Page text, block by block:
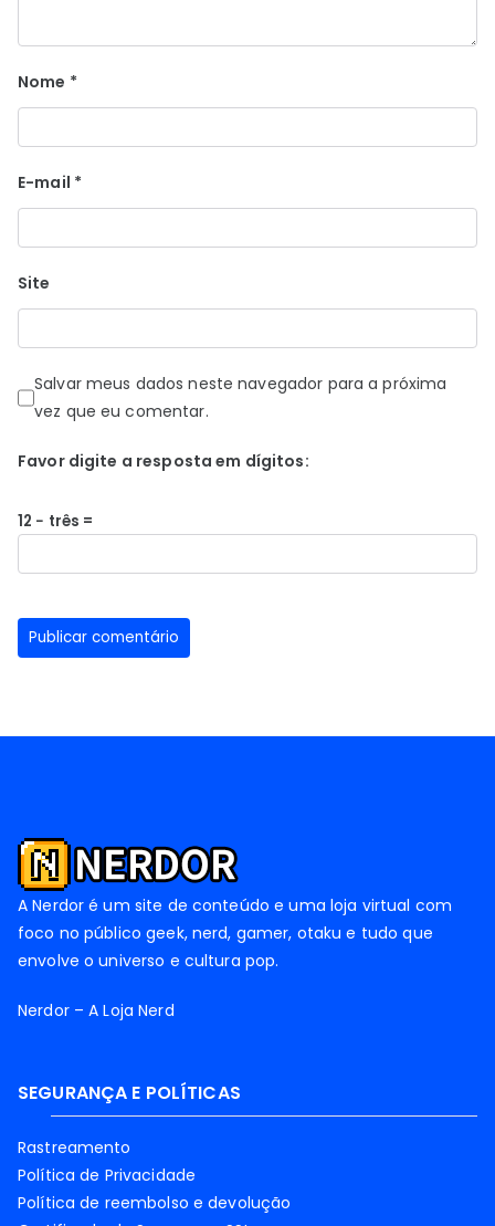
Nome *
E-mail *
Site
Salvar meus dados neste navegador para a próxima
vez que eu comentar.
Favor digite a resposta em dígitos:
12 − três =
A Nerdor é um site de conteúdo e uma loja virtual com
foco no público geek, nerd, gamer, otaku e tudo que
envolve o universo e cultura pop.
Nerdor – A Loja Nerd
SEGURANÇA E POLÍTICAS
Rastreamento
Política de Privacidade
Política de reembolso e devolução